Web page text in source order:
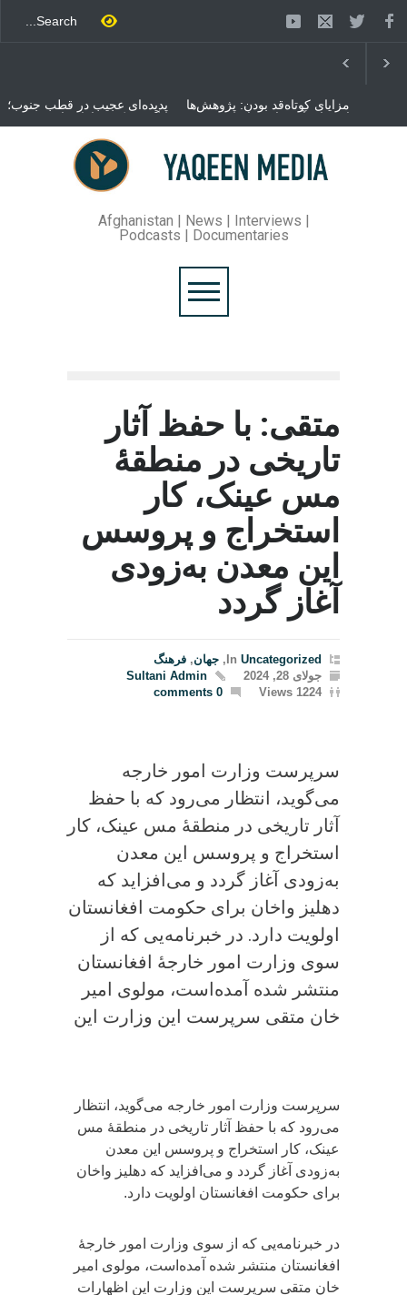
پدیده‌ای عجیب در قطب جنوب؛
پنگوئنی که هزاران بار در روز
می‌خوابد
مزایای کوتاه‌قد بودن: پژوهش‌ها
از فواید آن برای سلامتی
می‌گویند
محمدباقر قالیباف، رئیس
مجلس ایران، با انتقاد تند از
سیاست‌های دونالد ترمپ اعلام
کرد که واشنگتن تلاش دارد با
روند گفتگوها را از مسیر
مذاکره به سمت تسلیم سوق
دهد.
Afghanistan | News | Interviews |
Podcasts | Documentaries
متقی: با حفظ آثار
تاریخی در منطقۀ
مس عینک، کار
استخراج و پروسس
این معدن به‌زودی
آغاز گردد
In Uncategorized
, جهان, فرهنگ
جولای 28, 2024
Sultani Admin
1224 Views
0 comments
سرپرست وزارت امور خارجه
می‌گوید، انتظار می‌رود که با حفظ
آثار تاریخی در منطقۀ مس عینک، کار
استخراج و پروسس این معدن
به‌زودی آغاز گردد و می‌افزاید که
دهلیز واخان برای حکومت افغانستان
اولویت دارد. در خبرنامه‌یی که از
سوی وزارت امور خارجۀ افغانستان
منتشر شده آمده‌است، مولوی امیر
خان متقی سرپرست این وزارت این
سرپرست وزارت امور خارجه می‌گوید، انتظار
می‌رود که با حفظ آثار تاریخی در منطقۀ مس
عینک، کار استخراج و پروسس این معدن
به‌زودی آغاز گردد و می‌افزاید که دهلیز واخان
برای حکومت افغانستان اولویت دارد.
در خبرنامه‌یی که از سوی وزارت امور خارجۀ
افغانستان منتشر شده آمده‌است، مولوی امیر
خان متقی سرپرست این وزارت این اظهارات